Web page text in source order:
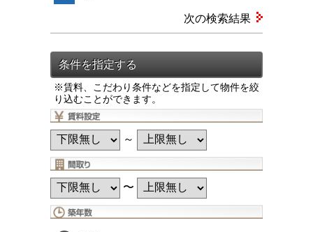
※賃料、こだわり条件などを指定して物件を絞
り込むことができます。
～
〜